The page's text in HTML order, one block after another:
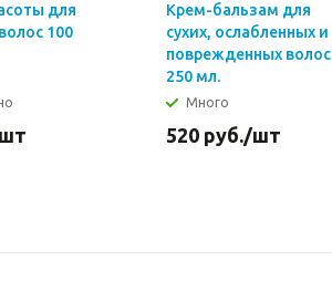
для
100
Крем-бальзам для
сухих, ослабленных и
поврежденных волос
250 мл.
Много
520 руб./шт